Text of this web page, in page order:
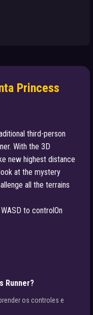
Princess
third-person
With the 3D
new highest distance
at the mystery
all the terrains
to controlOn
Runner?
os controles e